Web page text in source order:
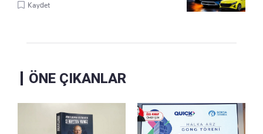
Kaydet
ÖNE ÇIKANLAR